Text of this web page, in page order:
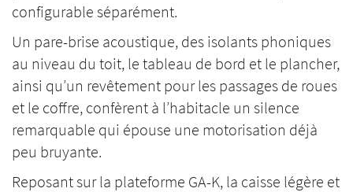
configurable séparément.
Un pare-brise acoustique, des isolants phoniques
au niveau du toit, le tableau de bord et le plancher,
ainsi qu’un revêtement pour les passages de roues
et le coffre, confèrent à l’habitacle un silence
remarquable qui épouse une motorisation déjà
peu bruyante.
Reposant sur la plateforme GA-K, la caisse légère et